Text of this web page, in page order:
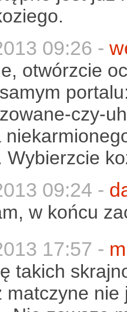
09:26 -
otwórzcie
czy-
Wybierzcie
09:24 -
w końcu
17:57 -
takich
matczyne